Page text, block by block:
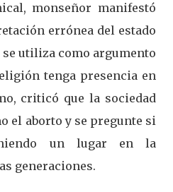
monseñor manifestó
errónea del estado
utiliza como argumento
tenga presencia en
criticó que la sociedad
el aborto y se pregunte si
un lugar en la
generaciones.